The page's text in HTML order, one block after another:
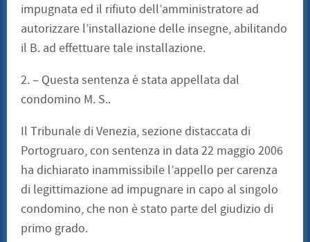
impugnata ed il rifiuto dell’amministratore ad
autorizzare l’installazione delle insegne, abilitando
il B. ad effettuare tale installazione.
2. – Questa sentenza è stata appellata dal
condomino M. S..
Il Tribunale di Venezia, sezione distaccata di
Portogruaro, con sentenza in data 22 maggio 2006
ha dichiarato inammissibile l’appello per carenza
di legittimazione ad impugnare in capo al singolo
condomino, che non è stato parte del giudizio di
primo grado.